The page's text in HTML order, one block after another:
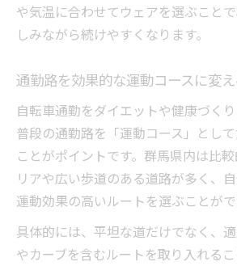
や気温に合わせてウェアを選ぶこと
しみながら続けやすくなります。
通勤路を効果的な運動コースに変
自転車通勤をダイエットや健康づくり
普段の通勤路を「運動コース」とし
ことがポイントです。群馬県内は比
リアや広い歩道のある道路が多く、
運動効果の高いルートを選ぶことがで
具体的には、平坦な道だけでなく、
やカーブを含むルートを取り入れる